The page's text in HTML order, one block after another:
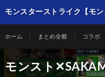
モンスターストライク【モ
ホーム まとめ全般 コラボ
モンスト